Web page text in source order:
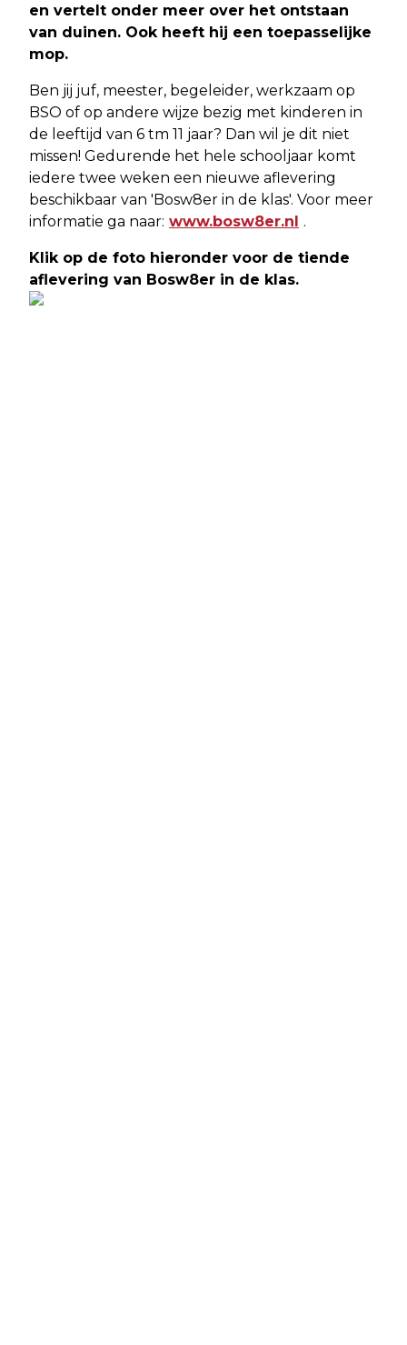
en vertelt onder meer over het ontstaan
van duinen. Ook heeft hij een toepasselijke
mop.
Ben jij juf, meester, begeleider, werkzaam op
BSO of op andere wijze bezig met kinderen in
de leeftijd van 6 tm 11 jaar? Dan wil je dit niet
missen! Gedurende het hele schooljaar komt
iedere twee weken een nieuwe aflevering
beschikbaar van 'Bosw8er in de klas'. Voor meer
informatie ga naar: www.bosw8er.nl .
Klik op de foto hieronder voor de tiende
aflevering van Bosw8er in de klas.